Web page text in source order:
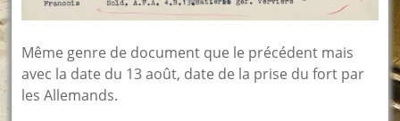
Même genre de document que le précédent mais
avec la date du 13 août, date de la prise du fort par
les Allemands.